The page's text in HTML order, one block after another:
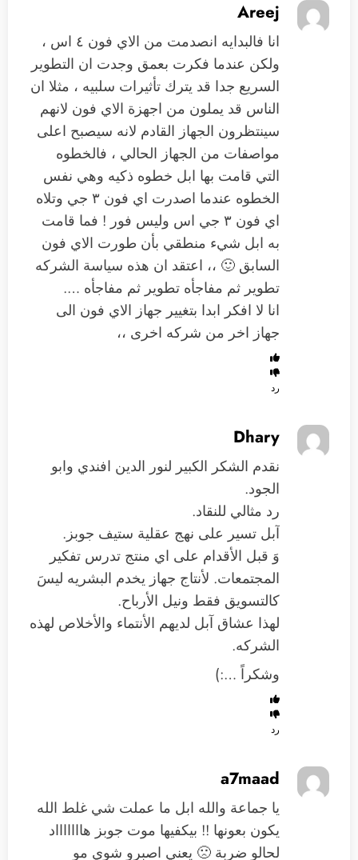
Areej
انا فالبدايه انصدمت من الاي فون ٤ اس ،
ولكن عندما فكرت بعمق وجدت ان التطوير
السريع جدا قد يترك تأثيرات سلبيه ، مثلا ان
الناس قد يملون من اجهزة الاي فون لانهم
سينتظرون الجهاز القادم لانه سيصبح اعلى
مواصفات من الجهاز الحالي ، فالخطوه
التي قامت بها ابل خطوه ذكيه وهي نفس
الخطوه عندما اصدرت اي فون ٣ جي وتلاه
اي فون ٣ جي اس وليس فور ! فما قامت
به ابل شيء منطقي بأن طورت الاي فون
السابق 🙂 ،، اعتقد ان هذه سياسة الشركه
تطوير ثم مفاجأه تطوير ثم مفاجأه ….
انا لا افكر ابدا بتغيير جهاز الاي فون الى
جهاز اخر من شركه اخرى ،،
رد
Dhary
نقدم الشكر الكبير لنور الدين افندي وابو
الجود.
رد مثالي للنقاد.
آبل تسير على نهج عقلية ستيف جوبز.
وَ قبل الأقدام على اي منتج تدرس تفكير
المجتمعات. لأنتاج جهاز يخدم البشريه ليسَ
كالتسويق فقط ونيل الأرباح.
لهذا عشاق آبل لديهم الأنتماء والأخلاص لهذه
الشركه.
وشكراً …:)
رد
a7maad
يا جماعة والله ابل ما عملت شي غلط الله
يكون بعونها !! بيكفيها موت جوبز هاااااااد
لحالو ضربة 🙁 يعني اصبرو شوي مو